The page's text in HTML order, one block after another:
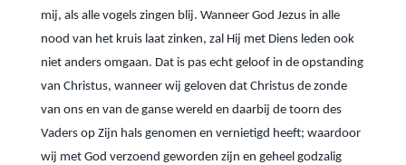
mij, als alle vogels zingen blij. Wanneer God Jezus in alle
nood van het kruis laat zinken, zal Hij met Diens leden ook
niet anders omgaan. Dat is pas echt geloof in de opstanding
van Christus, wanneer wij geloven dat Christus de zonde
van ons en van de ganse wereld en daarbij de toorn des
Vaders op Zijn hals genomen en vernietigd heeft; waardoor
wij met God verzoend geworden zijn en geheel godzalig